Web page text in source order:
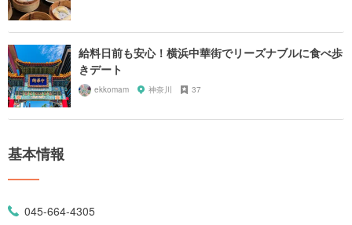
給料日前も安心！横浜中華街でリーズナブルに食べ歩
きデート
ekkomam 神奈川 37
基本情報
045-664-4305